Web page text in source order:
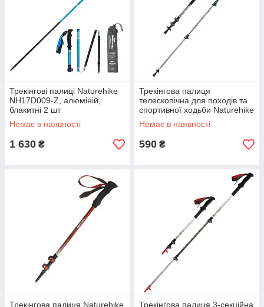
Трекінгові палиці Naturehike
NH17D009-Z, алюміній,
блакитні 2 шт
Немає в наявності
1 630 ₴
Трекінгова палиця
телескопічна для походів та
спортивної ходьби Naturehike
Men ST 01 6061 AL
NH17D001-Z алюміній
Немає в наявності
590 ₴
Трекінгова палиця Naturehike
Трекінгова палиця 3-секційна